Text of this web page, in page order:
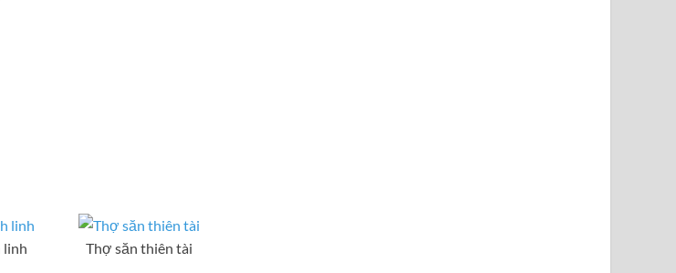
linh Thợ săn thiên tài